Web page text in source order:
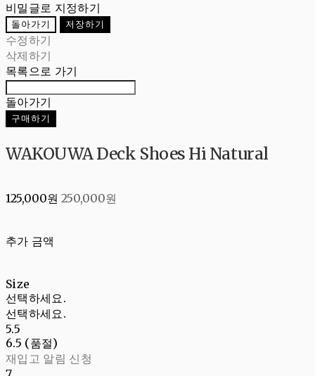
비밀글로 지정하기
돌아가기 저장하기
수정하기
삭제하기
목록으로 가기
돌아가기
구매하기
WAKOUWA Deck Shoes Hi Natural
125,000원 250,000원
추가 금액
Size
선택하세요.
선택하세요.
5.5
6.5 (품절)
재입고 알림 신청